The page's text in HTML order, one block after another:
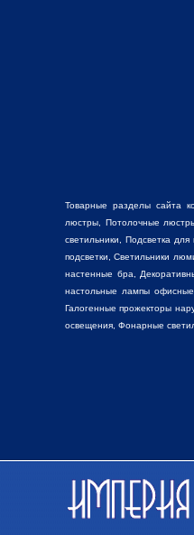
Товарные разделы сайта
люстры , Потолочные
светильники,Подсветка для
подсветки, Светильники
настенные бра,
настольные лампы
Галогенные прожекторы
освещения, Фонарные